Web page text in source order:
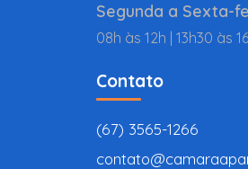
Segunda a Sexta-
08h às 12h | 13h30 às
Contato
(67) 3565-1266